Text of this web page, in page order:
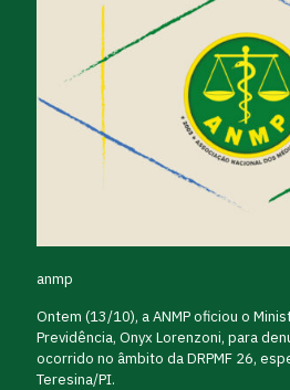
anmp
Ontem (13/10), a ANMP oficiou o
Previdência, Onyx Lorenzoni, para
ocorrido no âmbito da DRPMF 26,
Teresina/PI.